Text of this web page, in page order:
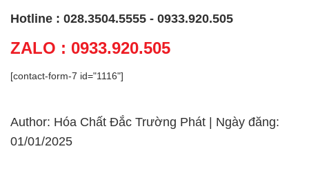
Hotline : 028.3504.5555 - 0933.920.505
ZALO : 0933.920.505
[contact-form-7 id="1116"]
Author: Hóa Chất Đắc Trường Phát | Ngày đăng:
01/01/2025